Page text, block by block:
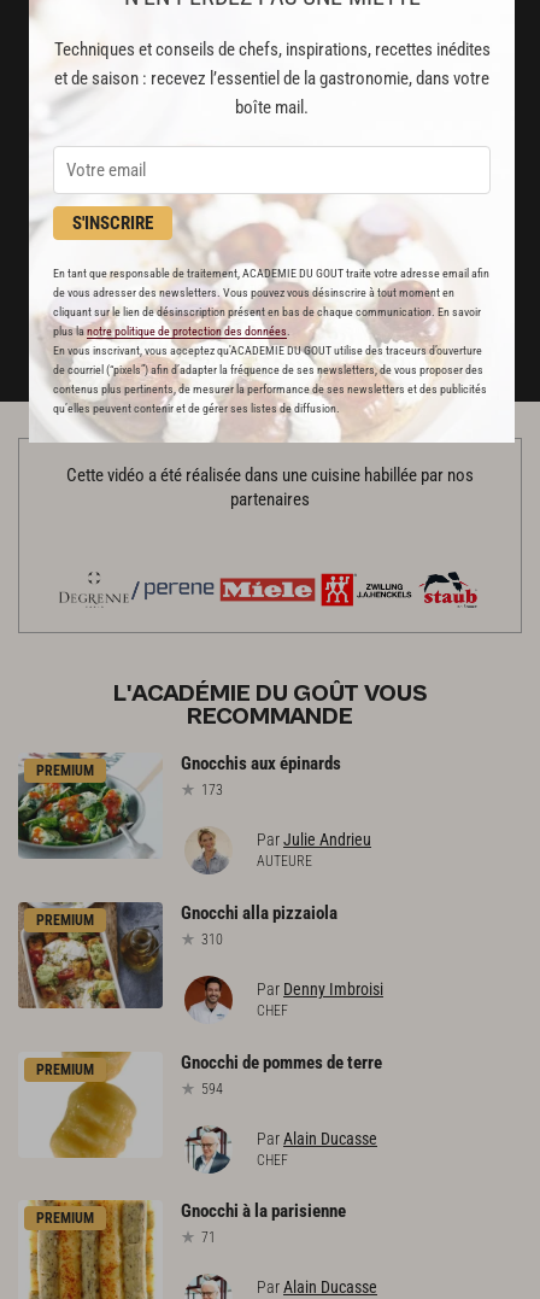
Techniques et conseils de chefs, inspirations, recettes inédites
et de saison : recevez l’essentiel de la gastronomie, dans votre
boîte mail.
S'INSCRIRE
En tant que responsable de traitement, ACADEMIE DU GOUT traite votre adresse email afin
de vous adresser des newsletters. Vous pouvez vous désinscrire à tout moment en
cliquant sur le lien de désinscription présent en bas de chaque communication. En savoir
plus lanotre politique de protection des données
En vous inscrivant, vous acceptez qu'ACADEMIE DU GOUT utilise des traceurs d’ouverture
de courriel (“pixels”) afin d’adapter la fréquence de ses newsletters, de vous proposer des
contenus plus pertinents, de mesurer la performance de ses newsletters et des publicités
qu’elles peuvent contenir et de gérer ses listes de diffusion.
et techniques de cuisine et pâtisserie
Des nouveautés
disponibles chaque semaine
Stop pub
un service garanti sans publicité
JE M'ABONNE
DÉJÀ ABONNÉ(E) ? JE ME CONNECTE
Cette vidéo a été réalisée dans une cuisine habillée par nos
partenaires
L'ACADÉMIE DU GOÛT VOUS
RECOMMANDE
PREMIUM Gnocchisauxépinards
173
ParJulie Andrieu
AUTEURE
PREMIUM Gnocchi allapizzaiola
310
Par Denny Imbroisi
CHEF
PREMIUM Gnocchi depommesdeterre
594
ParAlain Ducasse
CHEF
PREMIUM Gnocchi à laparisienne
71
ParAlain Ducasse